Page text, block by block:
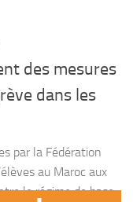
des mesures
dans les
par la Fédération
au Maroc aux
le régime de base